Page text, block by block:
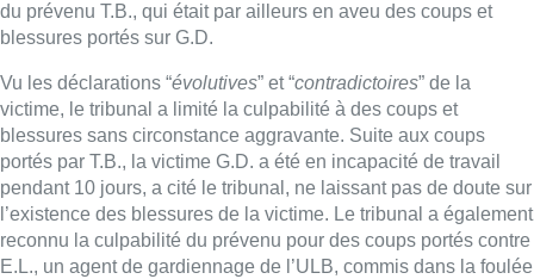
du prévenu T.B., qui était par ailleurs en aveu des coups et
blessures portés sur G.D.
Vu les déclarations “évolutives” et “contradictoires” de la
victime, le tribunal a limité la culpabilité à des coups et
blessures sans circonstance aggravante. Suite aux coups
portés par T.B., la victime G.D. a été en incapacité de travail
pendant 10 jours, a cité le tribunal, ne laissant pas de doute sur
l’existence des blessures de la victime. Le tribunal a également
reconnu la culpabilité du prévenu pour des coups portés contre
E.L., un agent de gardiennage de l’ULB, commis dans la foulée